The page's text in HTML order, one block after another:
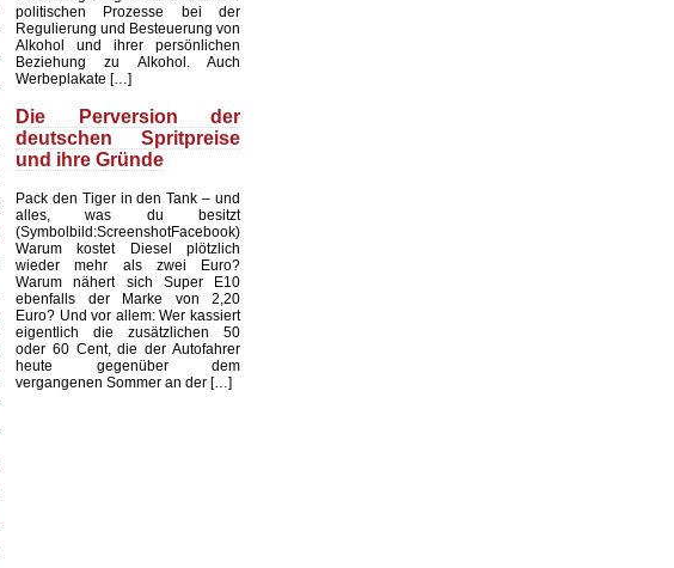
politischen Prozesse bei der
Regulierung und Besteuerung von
Alkohol und ihrer persönlichen
Beziehung zu Alkohol. Auch
Werbeplakate […]
Die Perversion der
deutschen Spritpreise
und ihre Gründe
Pack den Tiger in den Tank – und
alles, was du besitzt
(Symbolbild:ScreenshotFacebook)
Warum kostet Diesel plötzlich
wieder mehr als zwei Euro?
Warum nähert sich Super E10
ebenfalls der Marke von 2,20
Euro? Und vor allem: Wer kassiert
eigentlich die zusätzlichen 50
oder 60 Cent, die der Autofahrer
heute gegenüber dem
vergangenen Sommer an der […]